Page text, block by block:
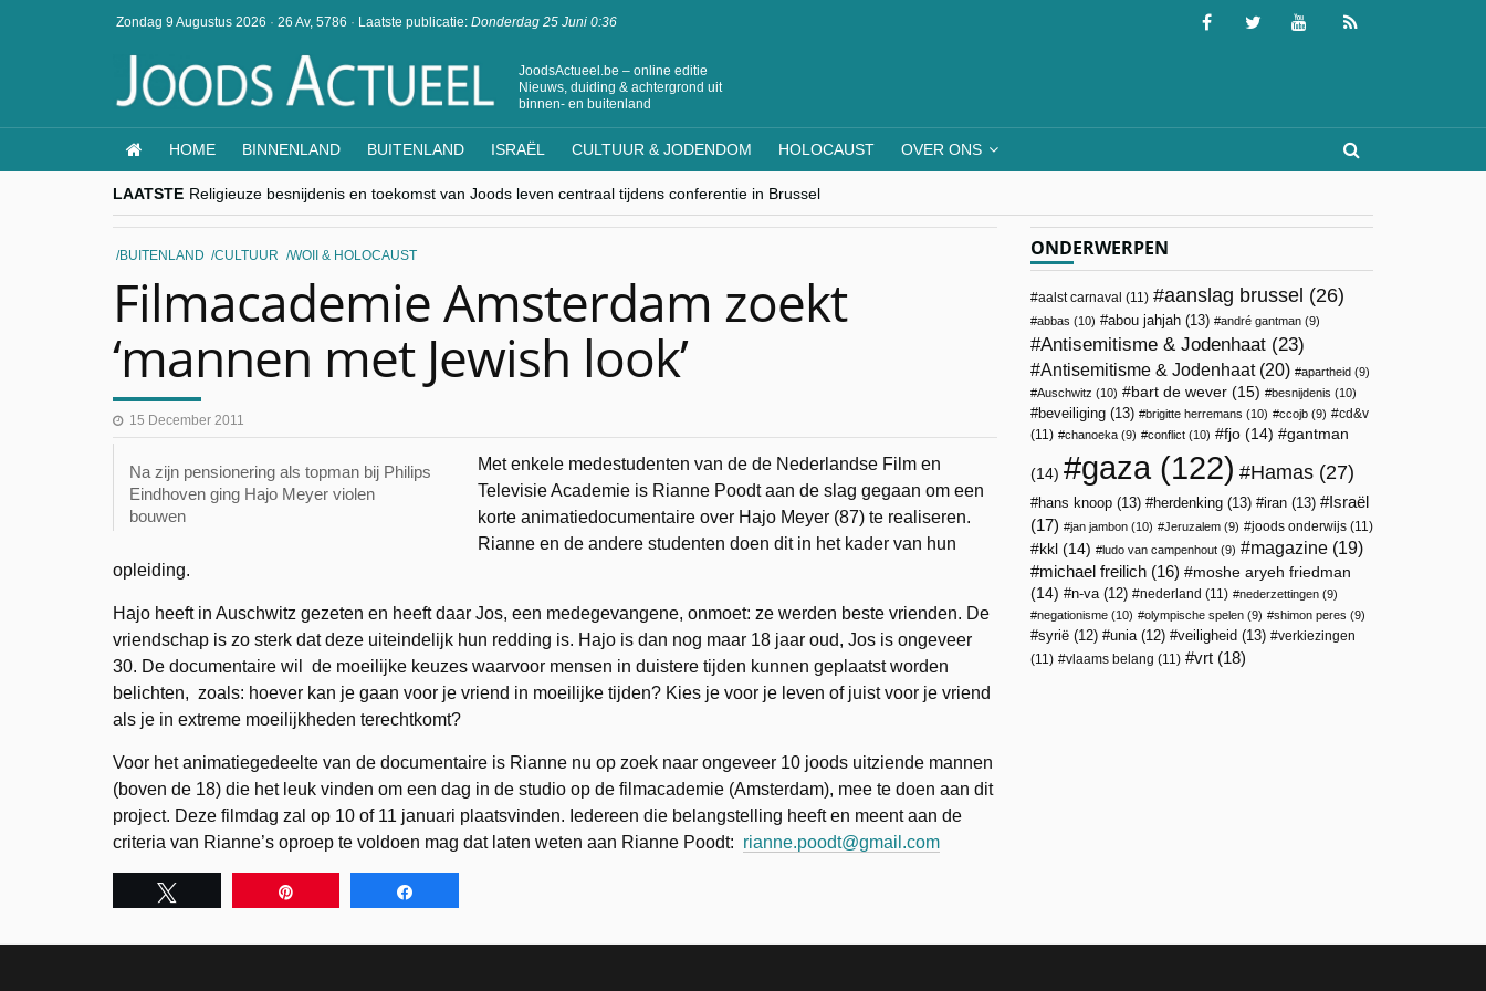
Zondag 9 Augustus 2026 · 26 Av, 5786 · Laatste publicatie: Donderdag 25 Juni 0:36
JoodsActueel.be – online editie
Nieuws, duiding & achtergrond uit
binnen- en buitenland
HOME BINNENLAND BUITENLAND ISRAËL CULTUUR & JODENDOM HOLOCAUST OVER ONS
LAATSTE Religieuze besnijdenis en toekomst van Joods leven centraal tijdens conferentie in Brussel
“Besnijdenisdebat toont hoe moeilijk seculiere Westen minderheden begrijpt”, Jinnih Beels (Vooruit)
CITYTRIP | ROEMENIË – Boekarest: de verrassing van Oost-Europa
“Vandaag zit elke Jood in België op de beklaagdenbank”
BUITENLAND CULTUUR WOII & HOLOCAUST
Filmacademie Amsterdam zoekt
‘mannen met Jewish look’
15 December 2011
Na zijn pensionering als topman bij Philips
Eindhoven ging Hajo Meyer violen
bouwen
Met enkele medestudenten van de de Nederlandse Film en
Televisie Academie is Rianne Poodt aan de slag gegaan om een
korte animatiedocumentaire over Hajo Meyer (87) te realiseren.
Rianne en de andere studenten doen dit in het kader van hun
opleiding.
Hajo heeft in Auschwitz gezeten en heeft daar Jos, een medegevangene, onmoet: ze werden beste vrienden. De
vriendschap is zo sterk dat deze uiteindelijk hun redding is. Hajo is dan nog maar 18 jaar oud, Jos is ongeveer
30. De documentaire wil de moeilijke keuzes waarvoor mensen in duistere tijden kunnen geplaatst worden
belichten, zoals: hoever kan je gaan voor je vriend in moeilijke tijden? Kies je voor je leven of juist voor je vriend
als je in extreme moeilijkheden terechtkomt?
Voor het animatiegedeelte van de documentaire is Rianne nu op zoek naar ongeveer 10 joods uitziende mannen
(boven de 18) die het leuk vinden om een dag in de studio op de filmacademie (Amsterdam), mee te doen aan dit
project. Deze filmdag zal op 10 of 11 januari plaatsvinden. Iedereen die belangstelling heeft en meent aan de
criteria van Rianne’s oproep te voldoen mag dat laten weten aan Rianne Poodt: rianne.poodt@gmail.com
ONDERWERPEN
aalst carnaval (11) aanslag brussel (26)
abbas (10) abou jahjah (13) andré gantman (9)
Antisemitisme & Jodenhaat (23)
Antisemitisme & Jodenhaat(20) apartheid (9)
Auschwitz (10) bart de wever (15) besnijdenis (10)
beveiliging (13) brigitte herremans (10) ccojb (9)
cd&v
(11)
chanoeka (9) conflict (10) fjo (14) gantman
(14) gaza(122) Hamas (27)
hans knoop (13) herdenking (13) iran (13)
Israël
(17)
jan jambon (10) Jeruzalem (9) joods onderwijs (11)
kkl (14) ludo van campenhout (9) magazine (19)
michael freilich (16)
moshe aryeh friedman
(14)
n-va(12) nederland (11) nederzettingen (9)
negationisme (10) olympische spelen (9) shimon peres (9)
syrië (12) unia(12) veiligheid (13)
verkiezingen
(11)
vlaams belang (11) vrt (18)